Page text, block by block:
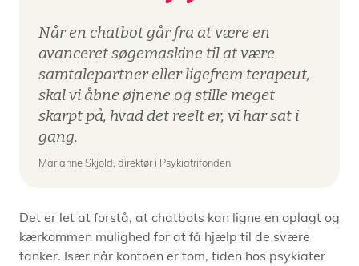
Når en chatbot går fra at være en
avanceret søgemaskine til at være
samtalepartner eller ligefrem terapeut,
skal vi åbne øjnene og stille meget
skarpt på, hvad det reelt er, vi har sat i
gang.
Marianne Skjold, direktør i Psykiatrifonden
Det er let at forstå, at chatbots kan ligne en oplagt og
kærkommen mulighed for at få hjælp til de svære
tanker. Især når kontoen er tom, tiden hos psykiater